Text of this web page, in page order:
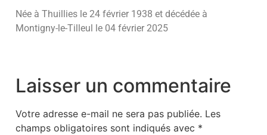
Née à Thuillies le 24 février 1938 et décédée à
Montigny-le-Tilleul le 04 février 2025
Laisser un commentaire
Votre adresse e-mail ne sera pas publiée. Les
champs obligatoires sont indiqués avec *